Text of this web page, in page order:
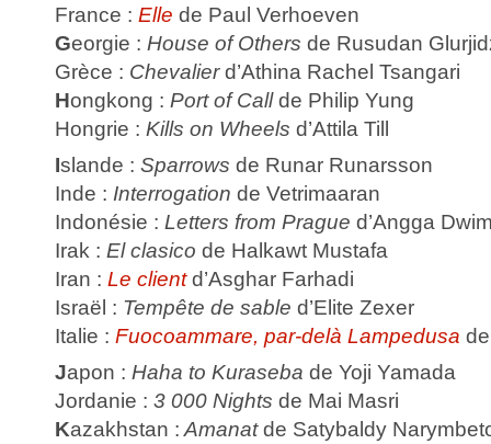
France : Elle de Paul Verhoeven
Georgie : House of Others de Rusudan
Grèce : Chevalierd’Athina Rachel Tsangari
Hongkong : Port of Callde Philip Yung
Hongrie : Kills on Wheels d’Attila Till
Islande : Sparrows de Runar Runarsson
Inde : Interrogation de Vetrimaaran
Indonésie : Letters from Prague d’Angga
Irak : El clasico de Halkawt Mustafa
Iran : Le clientd’Asghar Farhadi
Israël : Tempête de sable d’Elite Zexer
Italie : Fuocoammare, par-delà Lampedusa
Japon : Haha to Kuraseba de Yoji Yamada
Jordanie : 3 000 Nights de Mai Masri
Kazakhstan : Amanatde Satybaldy